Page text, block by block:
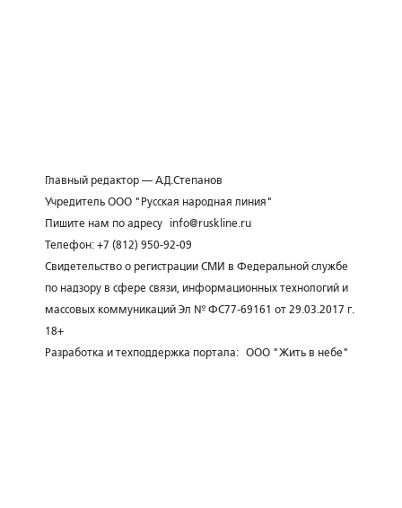
Главный редактор — А.Д.Степанов
Учредитель ООО "Русская народная линия"
Пишите нам по адресу
info@ruskline.ru
Телефон: +7 (812) 950-92-09
Свидетельство о регистрации СМИ в Федеральной службе
по надзору в сфере связи, информационных технологий и
массовых коммуникаций Эл № ФС77-69161 от 29.03.2017 г.
18+
Разработка и техподдержка портала: ООО "Жить в небе"